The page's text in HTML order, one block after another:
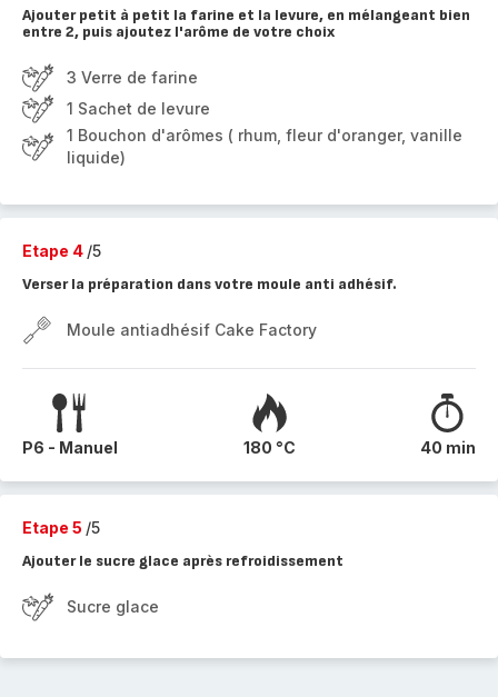
Ajouter petit à petit la farine et la levure, en mélangeant bien
entre 2, puis ajoutez l'arôme de votre choix
3 Verre de farine
1 Sachet de levure
1 Bouchon d'arômes ( rhum, fleur d'oranger, vanille
liquide)
Etape 4 /5
Verser la préparation dans votre moule anti adhésif.
Moule antiadhésif Cake Factory
P6 - Manuel 180 °C 40 min
Etape 5 /5
Ajouter le sucre glace après refroidissement
Sucre glace